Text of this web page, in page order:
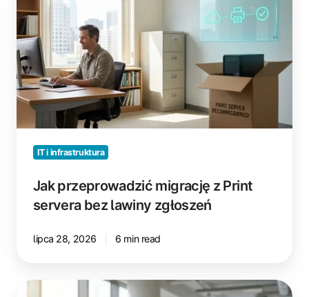
migrację
z
Print
servera
bez
lawiny
zgłoszeń
IT i infrastruktura
Jak przeprowadzić migrację z Print
servera bez lawiny zgłoszeń
lipca 28, 2026 6 min read